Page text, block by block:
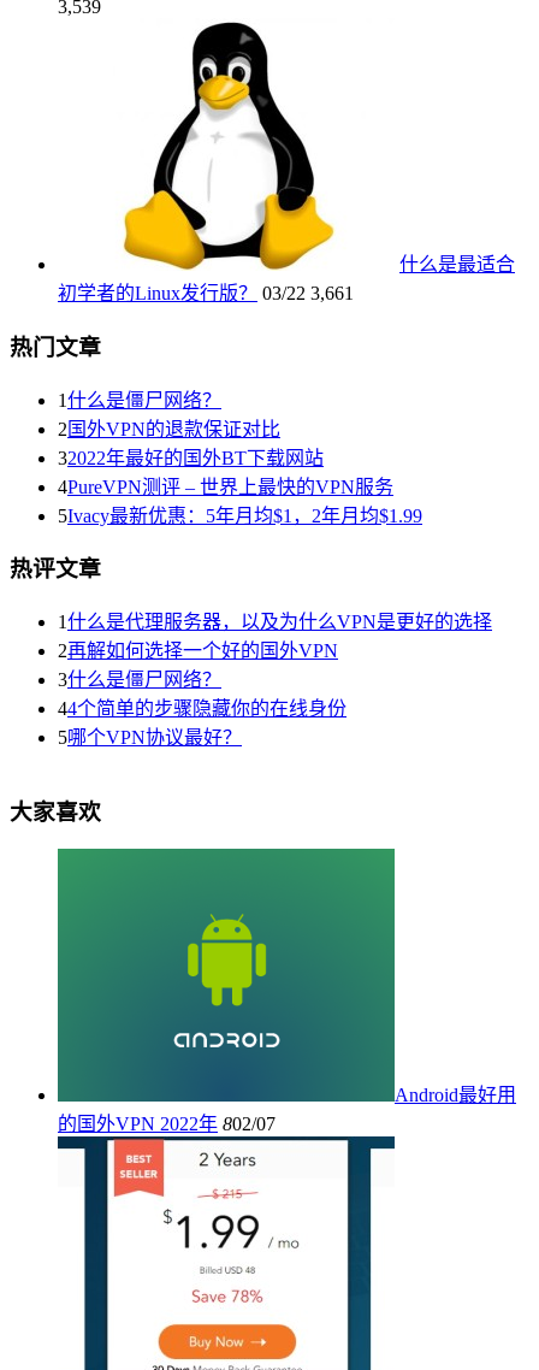
3,539
什么是最适合
初学者的Linux发行版？
03/22 3,661
热门文章
1什么是僵尸网络？
2 国外VPN的退款保证对比
32022年最好的国外BT下载网站
4PureVPN测评 – 世界上最快的VPN服务
5Ivacy最新优惠：5年月均$1，2年月均$1.99
热评文章
1什么是代理服务器，以及为什么VPN是更好的选择
2再解如何选择一个好的国外VPN
3什么是僵尸网络？
44个简单的步骤隐藏你的在线身份
5哪个VPN协议最好？
大家喜欢
Android最好用
的国外VPN 2022年 802/07